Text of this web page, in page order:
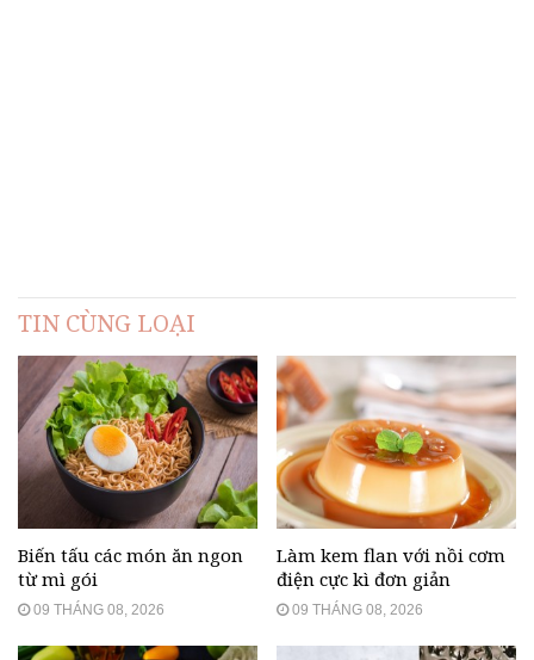
TIN CÙNG LOẠI
Biến tấu các món ăn ngon
từ mì gói
09 THÁNG 08, 2026
Làm kem flan với nồi cơm
điện cực kì đơn giản
09 THÁNG 08, 2026